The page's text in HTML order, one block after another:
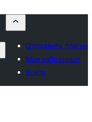
Отправить плагин
Мои избранные
Войти